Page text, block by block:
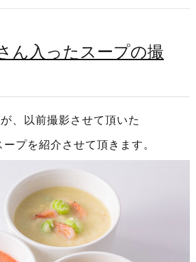
ん入ったスープの撮
、以前撮影させて頂いた
ープを紹介させて頂きます。